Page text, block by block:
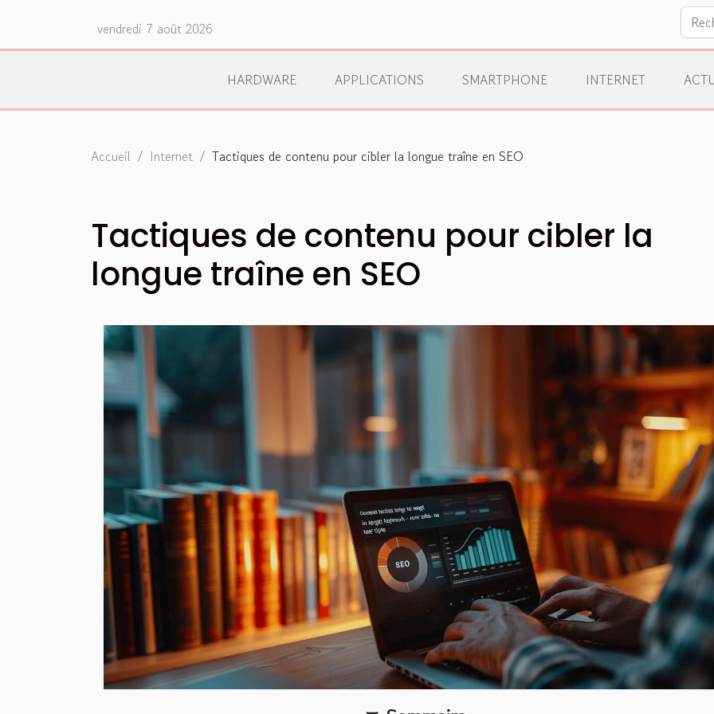
vendredi 7 août 2026
HARDWARE APPLICATIONS SMARTPHONE INTERNET
Accueil Internet Tactiques de contenu pour cibler la longue traîne en SEO
Tactiques de contenu pour cibler la
longue traîne en SEO